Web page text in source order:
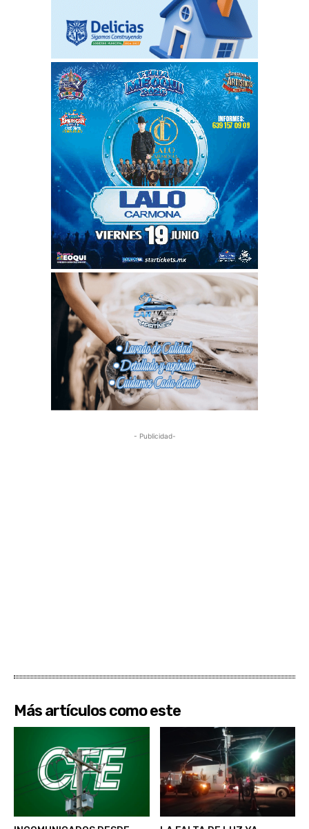
- Publicidad-
Más artículos como este